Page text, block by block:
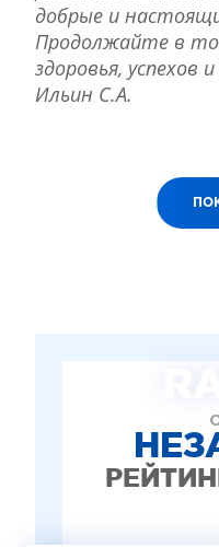
добрые и
Продолжайте в
здоровья, успехов
Ильин С.А.